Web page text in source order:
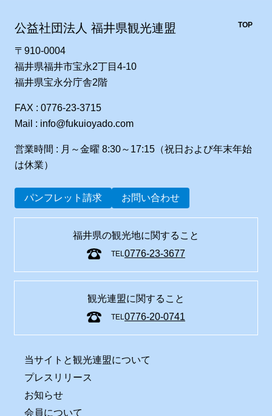
公益社団法人 福井県観光連盟
〒910-0004
福井県福井市宝永2丁目4-10
福井県宝永分庁舎2階
FAX : 0776-23-3715
Mail : info@fukuioyado.com
営業時間 : 月～金曜 8:30～17:15（祝日および年末年始
は休業）
パンフレット請求 お問い合わせ
福井県の観光地に関すること
TEL 0776-23-3677
観光連盟に関すること
TEL 0776-20-0741
当サイトと観光連盟について
プレスリリース
お知らせ
会員について
TOP